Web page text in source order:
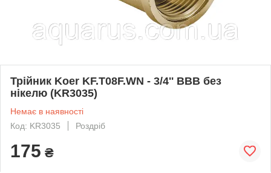
Трійник Koer KF.T08F.WN - 3/4'' ВВВ без
нікелю (KR3035)
Немає в наявності
Код: KR3035
Роздріб
175 ₴